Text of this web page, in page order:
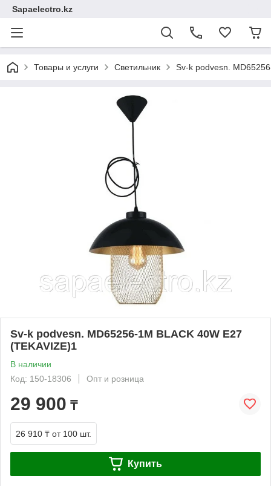
Sapaelectro.kz
Товары и услуги Светильник Sv-k podvesn.
Sv-k podvesn. MD65256-1M BLACK 40W E27
(TEKAVIZE)1
В наличии
Код: 150-18306
Опт и розница
29 900 ₸
26 910 ₸ от 100 шт.
Купить